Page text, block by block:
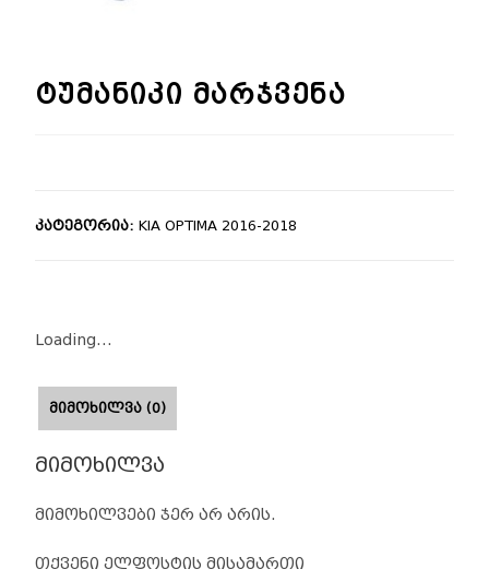
ტუმანიკი მარჯვენა
კატეგორია:KIA OPTIMA 2016-2018
Loading...
ᲛᲘᲛᲝᲮᲘᲚᲕᲐ (0)
მიმოხილვა
მიმოხილვები ჯერ არ არის.
თქვენი ელფოსტის მისამართი